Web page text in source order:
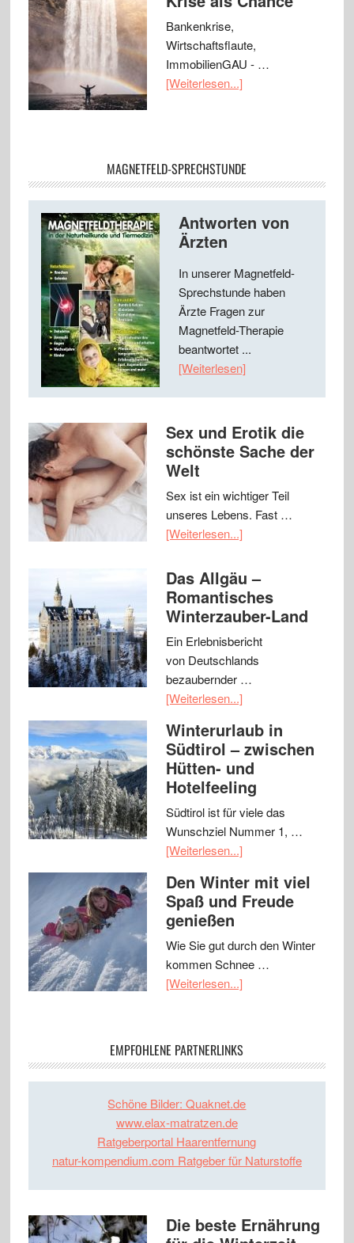
Bankenkrise,
Wirtschaftsflaute,
ImmobilienGAU - …
[Weiterlesen...]
MAGNETFELD-SPRECHSTUNDE
Antworten von
Ärzten
In unserer Magnetfeld-
Sprechstunde haben
Ärzte Fragen zur
Magnetfeld-Therapie
beantwortet ...
[Weiterlesen]
Sex und Erotik die
schönste Sache der
Welt
Sex ist ein wichtiger Teil
unseres Lebens. Fast …
[Weiterlesen...]
Das Allgäu –
Romantisches
Winterzauber-Land
Ein Erlebnisbericht
von Deutschlands
bezaubernder …
[Weiterlesen...]
Winterurlaub in
Südtirol – zwischen
Hütten- und
Hotelfeeling
Südtirol ist für viele das
Wunschziel Nummer 1, …
[Weiterlesen...]
Den Winter mit viel
Spaß und Freude
genießen
Wie Sie gut durch den Winter
kommen Schnee …
[Weiterlesen...]
EMPFOHLENE PARTNERLINKS
Schöne Bilder: Quaknet.de
www.elax-matratzen.de
Ratgeberportal Haarentfernung
natur-kompendium.com Ratgeber für Naturstoffe
Die beste Ernährung